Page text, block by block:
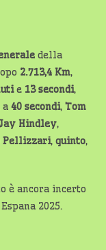
della
2.713,4 Km,
e 13 secondi,
a40 secondi,Tom
Jay Hindley,
Pellizzari,quinto,
è ancora incerto
2025.